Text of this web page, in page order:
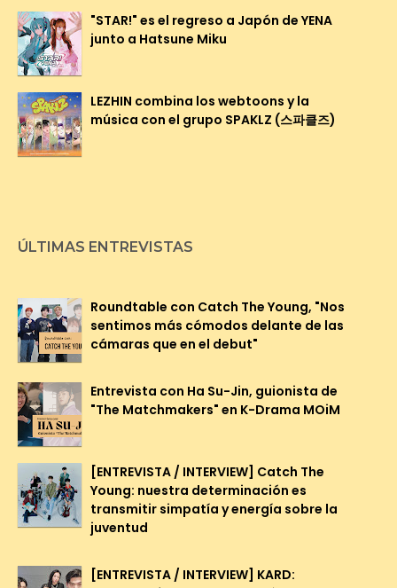
"STAR!" es el regreso a Japón de YENA
junto a Hatsune Miku
LEZHIN combina los webtoons y la
música con el grupo SPAKLZ (스파클즈)
ÚLTIMAS ENTREVISTAS
Roundtable con Catch The Young, "Nos
sentimos más cómodos delante de las
cámaras que en el debut"
Entrevista con Ha Su-Jin, guionista de
"The Matchmakers" en K-Drama MOiM
[ENTREVISTA / INTERVIEW] Catch The
Young: nuestra determinación es
transmitir simpatía y energía sobre la
juventud
[ENTREVISTA / INTERVIEW] KARD: